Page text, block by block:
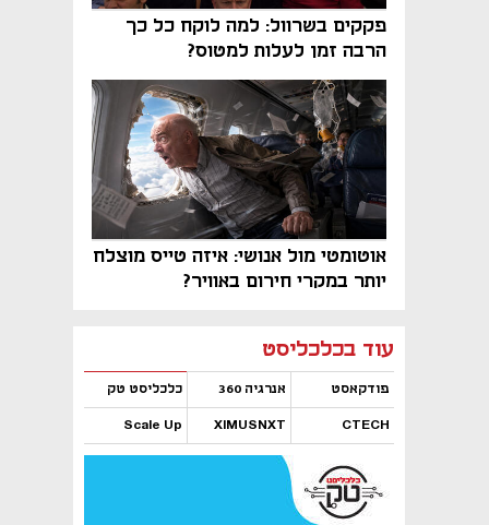
פקקים בשרוול: למה לוקח כל כך
הרבה זמן לעלות למטוס?
אוטומטי מול אנושי: איזה טייס מוצלח
יותר במקרי חירום באוויר?
עוד בכלכליסט
פודקאסט אנרגיה 360 כלכליסט טק
CTECH
XIMUSNXT
Scale Up
נפתח בכרטיסייה חדשה
נפתח בכרטיסייה חדשה